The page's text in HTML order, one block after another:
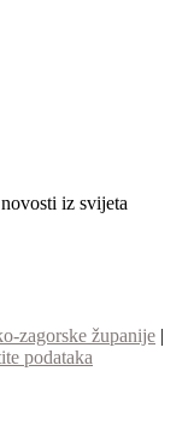
iz svijeta
zagorske županije |
podataka